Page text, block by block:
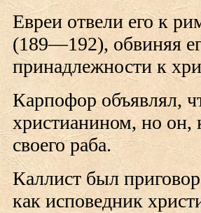
Евреи отвели его к
(189—192), обвиняя
принадлежности к
Карпофор объявлял,
христианином, но он,
своего раба.
Каллист был
как исповедник